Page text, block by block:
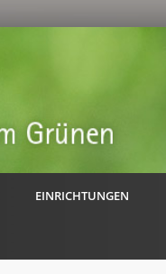
EINRICHTUNGEN